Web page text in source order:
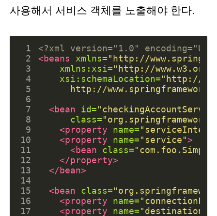
사용해서 서비스 객체를 노출해야 한다.
1
<?xml version="1.0"
2
<beans xmlns="http://
3
xmlns:xsi="http://www.w3.org/
4
xsi:schemaLocation=
5
http://
6
7
<bean id=
8
class=
9
<property name=
10
<property name="service">
11
<bean class=
12
</property>
13
</bean>
14
15
<bean class=
16
<property name=
17
<property name="destination"